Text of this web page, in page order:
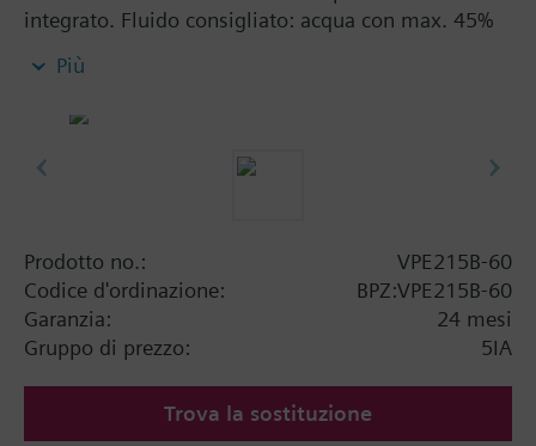
integrato. Fluido consigliato: acqua con max. 45%
Le valvole VPD.., VPE...sono utilizzabili con
RT76...
REH92
SSA...
STE...
Informazioni aggiuntive
Suitable media: Water (to VDI 2035), water with
Più
Prodotto no.:
VPE215B-60
Codice d'ordinazione:
BPZ:VPE215B-60
Garanzia:
24 mesi
Gruppo di prezzo:
5IA
Trova la sostituzione